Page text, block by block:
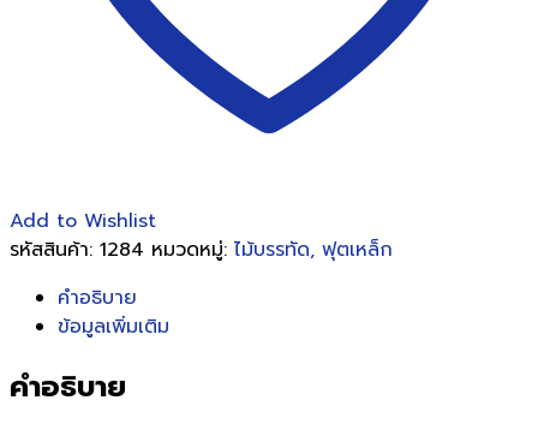
Add to Wishlist
รหัสสินค้า: 1284 หมวดหมู่: ไม้บรรทัด, ฟุตเหล็ก
คำอธิบาย
ข้อมูลเพิ่มเติม
คำอธิบาย